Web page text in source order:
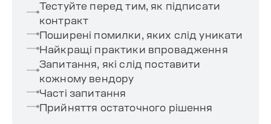
Тестуйте перед тим, як підписати
контракт
Поширені помилки, яких слід уникати
Найкращі практики впровадження
Запитання, які слід поставити
кожному вендору
Часті запитання
Прийняття остаточного рішення